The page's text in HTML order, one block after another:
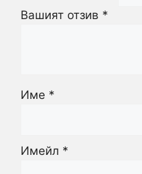
Вашият отзив *
Име *
Имейл *